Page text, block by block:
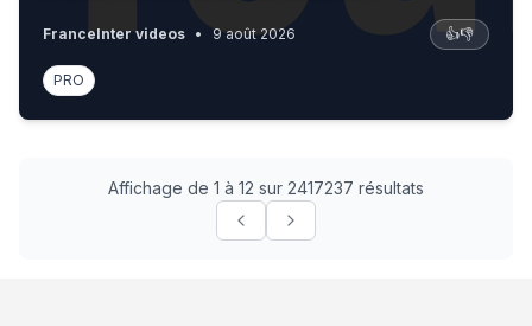
FranceInter videos • 9 août 2026 👍👎
PRO
Affichage de 1 à 12 sur 2417237 résultats